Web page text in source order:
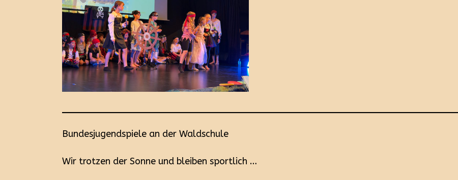
Bundesjugendspiele an der Waldschule
Wir trotzen der Sonne und bleiben sportlich …